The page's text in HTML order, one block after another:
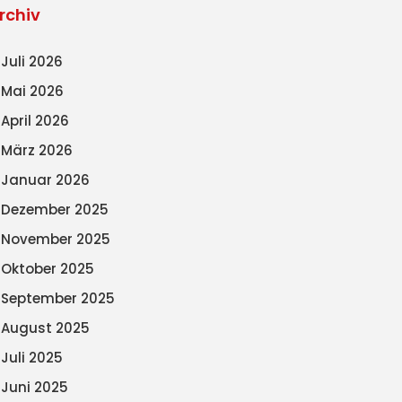
Juli 2026
Mai 2026
April 2026
März 2026
Januar 2026
Dezember 2025
November 2025
Oktober 2025
September 2025
August 2025
Juli 2025
Juni 2025